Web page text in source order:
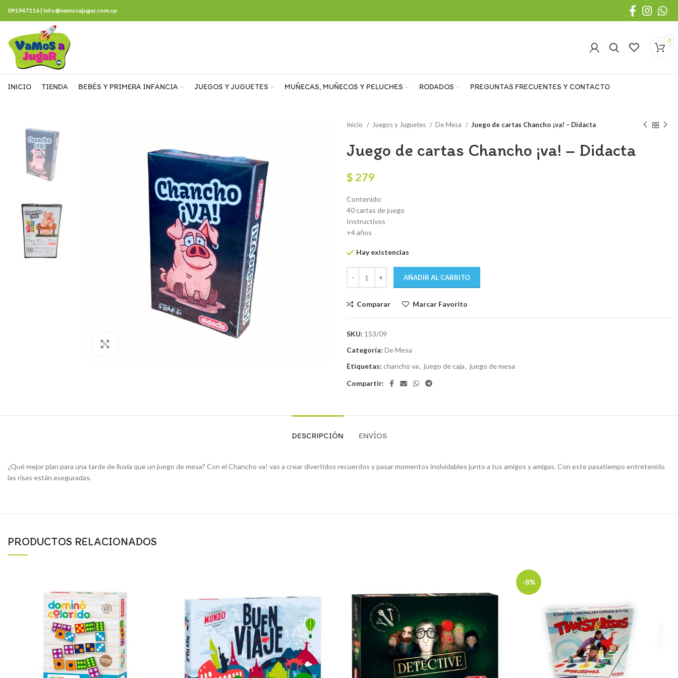
091947116 | info@vamosajugar.com.uy
0
INICIO TIENDA BEBÉS Y PRIMERA INFANCIA JUEGOS Y JUGUETES MUÑECAS, MUÑECOS Y PELUCHES RODADOS PREGUNTAS FRECUENTES Y CONTACTO
Inicio Juegos y Juguetes De Mesa Juego de cartas Chancho ¡va! – Didacta
Juego de cartas Chancho ¡va! – Didacta
$ 279
Contenido:
40 cartas de juego
Instructivos
+4 años
Hay existencias
AÑADIR AL CARRITO
Comparar Marcar Favorito
SKU: 153/09
Categoría: De Mesa
Etiquetas: chancho va, juego de caja, juego de mesa
Compartir:
DESCRIPCIÓN ENVÍOS
¿Qué mejor plan para una tarde de lluvia que un juego de mesa? Con el Chancho va! vas a crear divertidos recuerdos y pasar momentos inolvidables junto a tus amigos y amigas. Con este pasatiempo entretenido
las risas están aseguradas.
PRODUCTOS RELACIONADOS
-8%